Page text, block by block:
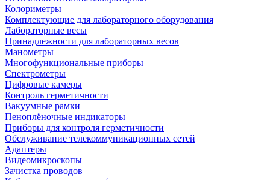
Колориметры
Комплектующие для лабораторного оборудования
Лабораторные весы
Принадлежности для лабораторных весов
Манометры
Многофункциональные приборы
Спектрометры
Цифровые камеры
Контроль герметичности
Вакуумные рамки
Пеноплёночные индикаторы
Приборы для контроля герметичности
Обслуживание телекоммуникационных сетей
Адаптеры
Видеомикроскопы
Зачистка проводов